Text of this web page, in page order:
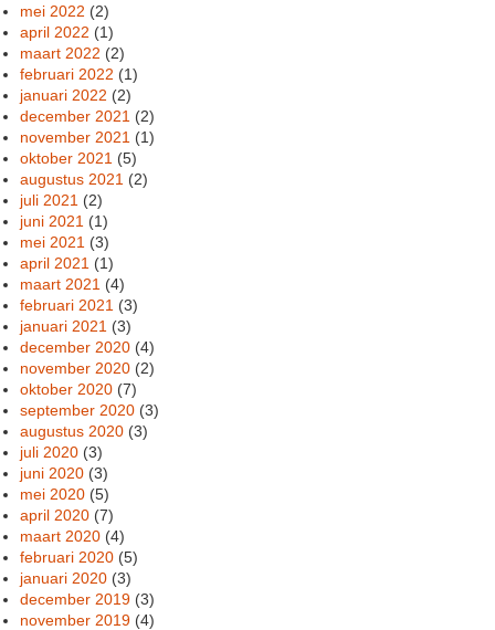
mei 2022 (2)
april 2022 (1)
maart 2022 (2)
februari 2022 (1)
januari 2022 (2)
december 2021 (2)
november 2021 (1)
oktober 2021 (5)
augustus 2021 (2)
juli 2021 (2)
juni 2021 (1)
mei 2021 (3)
april 2021 (1)
maart 2021 (4)
februari 2021 (3)
januari 2021 (3)
december 2020 (4)
november 2020 (2)
oktober 2020 (7)
september 2020 (3)
augustus 2020 (3)
juli 2020 (3)
juni 2020 (3)
mei 2020 (5)
april 2020 (7)
maart 2020 (4)
februari 2020 (5)
januari 2020 (3)
december 2019 (3)
november 2019 (4)